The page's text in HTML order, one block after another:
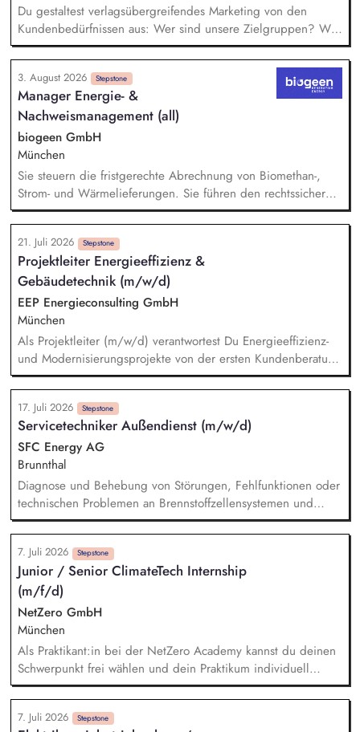
Du gestaltest verlagsübergreifendes Marketing von den
Kundenbedürfnissen aus: Wer sind unsere Zielgruppen? Was
bewegt sie? Wo erreichen wir sie? Du gehst in Verbindung
mit unseren Kund*innen und entwickelst daraus
Marketingstrategien, konkrete Maßnahmen und neue Formate.
Du misst, was funktioniert, und ziehst daraus selbstständig
Konsequenzen. Du verantwortest das operative Marketing für
unsere Publikumszeitschriften BIO, Slow Food Magazin und
Natürlich Gärtnern: Newsletter, Social Media, Website,
Kooperationen – in enger Abstimmung mit Vertrieb und
Anzeigenverkauf.
3. August 2026 Stepstone
Manager Energie- &
Nachweismanagement (all)
biogeen GmbH
München
Sie steuern die fristgerechte Abrechnung von Biomethan-,
Strom- und Wärmelieferungen. Sie führen den rechtssicheren
Nachweis für nachhaltig erzeugtes Biomethan über Systeme
wie Nabisy, SURE sowie das dena-Biomethanregister. Sie
übernehmen das operative Nominierungsmanagement an den
Schnittstellen des Energiemarktes. Sie analysieren komplexe
Datensätze, erstellen aussagekräftige energiewirtschaftliche
Reports und sichern eine hohe Datenqualität für interne
Schnittstellen und Managemententscheidungen.
21. Juli 2026 Stepstone
Projektleiter Energieeffizienz &
Gebäudetechnik (m/w/d)
EEP Energieconsulting GmbH
München
Als Projektleiter (m/w/d) verantwortest Du Energieeffizienz-
und Modernisierungsprojekte von der ersten Kundenberatung
bis zur Übergabe – mit Schwerpunkt auf Lüftungsanlagen,
Photovoltaik und Dachsanierungen. Die Rolle verbindet
Projektmanagement, eigene Planungsleistungen und
Kundenberatung mit einem Anteil klassischer
Bauüberwachung: Du bist regelmäßig auf unseren Baustellen
und bei Kunden vor Ort (ca. 20–30 %, deutschlandweit),
den Rest Deiner Arbeit gestaltest Du flexibel – auch im
Homeoffice.
17. Juli 2026 Stepstone
Servicetechniker Außendienst (m/w/d)
SFC Energy AG
Brunnthal
Diagnose und Behebung von Störungen, Fehlfunktionen oder
technischen Problemen an Brennstoffzellensystemen und
Energielösungen – sowohl im Haus als auch beim Kunden
vor Ort. Installation von Brennstoffzellensystemen an
Kundenstandorten gemäß den technischen Anforderungen
und geltenden Sicherheitsstandards. Durchführung von
Inbetriebnahmen, Wartungs- und Inspektionsarbeiten an
Brennstoffzellensystemen gemäß den Wartungsplänen.
Schulung des Kundenpersonals in der sicheren Bedienung,
Wartung und Instandhaltung von Brennstoffzellensystemen.
7. Juli 2026 Stepstone
Junior / Senior ClimateTech Internship
(m/f/d)
NetZero GmbH
München
Als Praktikant:in bei der NetZero Academy kannst du deinen
Schwerpunkt frei wählen und dein Praktikum individuell
gestalten. Je nach Erfahrung und Qualifikation bieten wir
Junior- und Senior-Praktika an. - Praktikum Sales: Kund:innen
beraten, Marktanalysen erstellen, Verkaufsstrategien für neue
7. Juli 2026 Stepstone